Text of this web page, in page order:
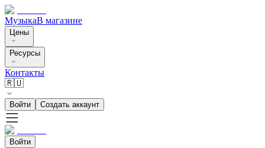
МузыкаВ магазине
Цены
Ресурсы
Контакты
🇷🇺
Войти Создать аккаунт
Войти